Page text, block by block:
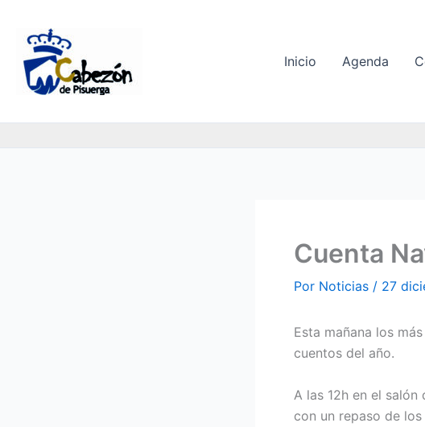
contenido
Inicio Agenda
Cuenta
Por Noticias / 27
Esta mañana los
cuentos del año.
A las 12h en el
con un repaso de